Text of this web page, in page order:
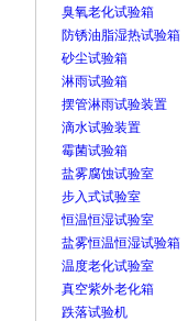
臭氧老化试验箱
防锈油脂湿热试验箱
砂尘试验箱
淋雨试验箱
摆管淋雨试验装置
滴水试验装置
霉菌试验箱
盐雾腐蚀试验室
步入式试验室
恒温恒湿试验室
盐雾恒温恒湿试验箱
温度老化试验室
真空紫外老化箱
跌落试验机